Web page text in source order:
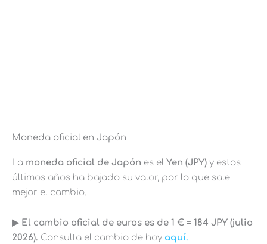
Moneda oficial en Japón
La moneda oficial de Japón es el Yen (JPY) y estos
últimos años ha bajado su valor, por lo que sale
mejor el cambio.
▶︎ El cambio oficial de euros es de 1 € = 184 JPY (julio
2026). Consulta el cambio de hoy aquí.